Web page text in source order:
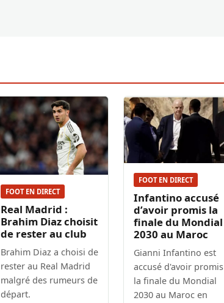
FOOT EN DIRECT
Real Madrid :
Brahim Diaz choisit
de rester au club
Brahim Diaz a choisi de
rester au Real Madrid
malgré des rumeurs de
départ.
FOOT EN DIRECT
Infantino accusé
d’avoir promis la
finale du Mondial
2030 au Maroc
Gianni Infantino est
accusé d'avoir promis
la finale du Mondial
2030 au Maroc en